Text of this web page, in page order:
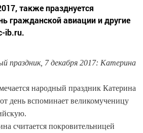
также празднуется
гражданской авиации и другие
ib.ru.
праздник, 7 декабря 2017: Катерина
народный праздник Катерина
день вспоминает великомученицу
считается покровительницей